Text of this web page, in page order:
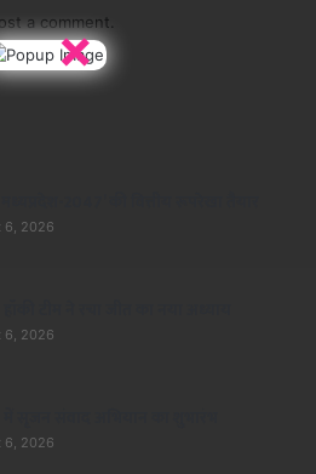
a comment.
×
6, 2026
6, 2026
6, 2026